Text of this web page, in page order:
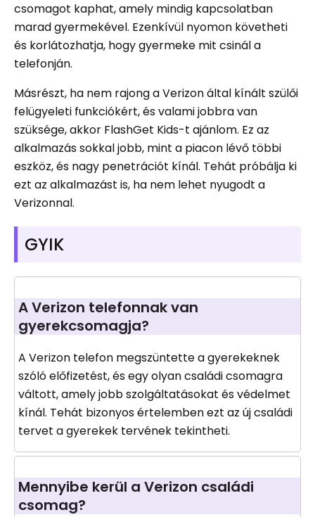
csomagot kaphat, amely mindig kapcsolatban
marad gyermekével. Ezenkívül nyomon követheti
és korlátozhatja, hogy gyermeke mit csinál a
telefonján.
Másrészt, ha nem rajong a Verizon által kínált szülői
felügyeleti funkciókért, és valami jobbra van
szüksége, akkor FlashGet Kids-t ajánlom. Ez az
alkalmazás sokkal jobb, mint a piacon lévő többi
eszköz, és nagy penetrációt kínál. Tehát próbálja ki
ezt az alkalmazást is, ha nem lehet nyugodt a
Verizonnal.
GYIK
A Verizon telefonnak van
gyerekcsomagja?
A Verizon telefon megszüntette a gyerekeknek
szóló előfizetést, és egy olyan családi csomagra
váltott, amely jobb szolgáltatásokat és védelmet
kínál. Tehát bizonyos értelemben ezt az új családi
tervet a gyerekek tervének tekintheti.
Mennyibe kerül a Verizon családi
csomag?